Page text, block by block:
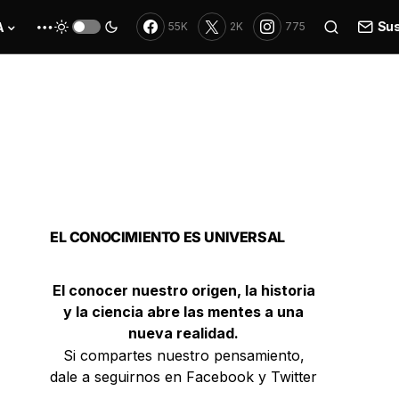
55K 2K 775
EL CONOCIMIENTO ES UNIVERSAL
El conocer nuestro origen, la historia
y la ciencia abre las mentes a una
nueva realidad.
Si compartes nuestro pensamiento,
dale a seguirnos en Facebook y Twitter